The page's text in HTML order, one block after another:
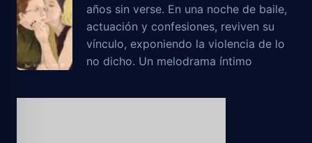
años sin verse. En una noche de baile,
actuación y confesiones, reviven su
vínculo, exponiendo la violencia de lo
no dicho. Un melodrama íntimo